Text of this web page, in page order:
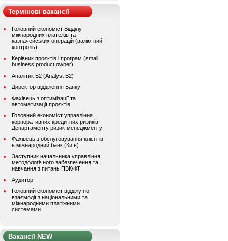
Термінові вакансії
Головний економіст Відділу
міжнародних платежів та
казначейських операцій (валютний
контроль)
Керівник проєктів і програм (small
business product owner)
Аналітик Б2 (Analyst B2)
Директор відділення Банку
Фахівець з оптимізації та
автоматизації проєктів
Головний економіст управління
корпоративних кредитних ризиків
Департаменту ризик-менеджменту
Фахівець з обслуговування клієнтів
в міжнародний банк (Київ)
Заступник начальника управління
методологічного забезпечення та
навчання з питань ПВК/ФТ
Аудитор
Головний економіст відділу по
взаємодії з національними та
міжнародними платіжними
системами
Вакансії NEW